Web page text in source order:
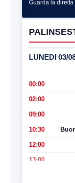
Guarda la diretta
LUNEDI 03/
00:00
02:00
09:00
10:30
12:00
13:00